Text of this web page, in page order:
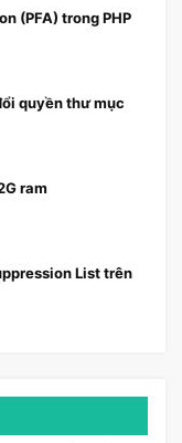
(PFA) trong PHP
quyền thư mục
ram
List trên